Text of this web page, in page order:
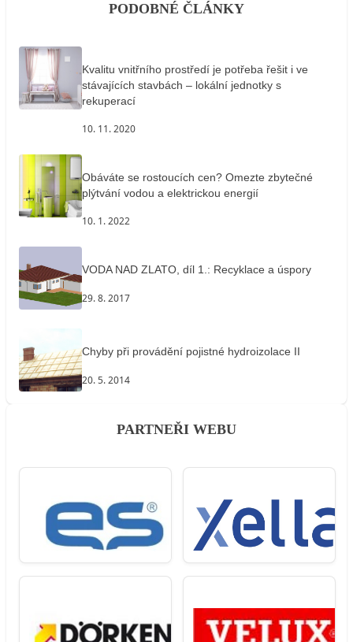
PODOBNÉ ČLÁNKY
Kvalitu vnitřního prostředí je potřeba řešit i ve
stávajících stavbách – lokální jednotky s
rekuperací
10. 11. 2020
Obáváte se rostoucích cen? Omezte zbytečné
plýtvání vodou a elektrickou energií
10. 1. 2022
VODA NAD ZLATO, díl 1.: Recyklace a úspory
29. 8. 2017
Chyby při provádění pojistné hydroizolace II
20. 5. 2014
PARTNEŘI WEBU